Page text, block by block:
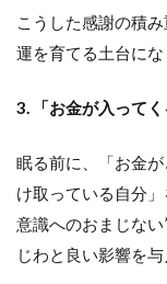
こうした感謝の積
運を育てる土台にな
3. 「お金が入って
眠る前に、「お金
け取っている自分
意識へのおまじな
じわと良い影響を与